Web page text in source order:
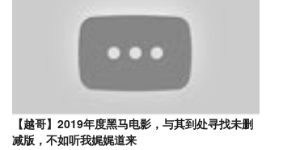
【越哥】2019年度黑马电影，与其到处寻找未删
减版，不如听我娓娓道来